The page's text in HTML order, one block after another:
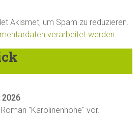
Akismet, um Spam zu reduzieren.
verarbeitet werden.
2026
"Karolinenhöhe" vor.